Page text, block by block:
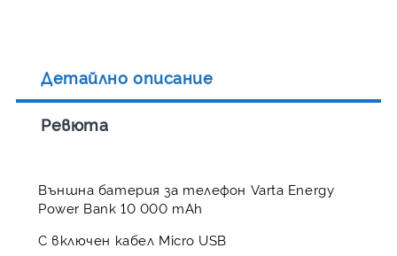
Детайлно описание
Ревюта
Външна батерия за телефон Varta Energy
Power Bank 10 000 mAh
С включен кабел Micro USB